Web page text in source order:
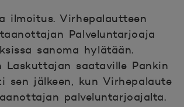
ilmoitus. Virhepalautteen
Palveluntarjoaja
sanoma hylätään.
saataville Pankin
sen jälkeen, kun Virhepalaute
palveluntarjoajalta.